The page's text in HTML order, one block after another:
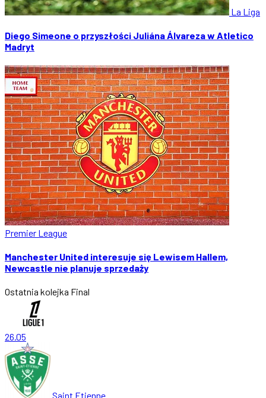
La Liga
Diego Simeone o przyszłości Juliána Álvareza w Atletico
Madryt
Premier League
Manchester United interesuje się Lewisem Hallem,
Newcastle nie planuje sprzedaży
Ostatnia kolejka Final
26.05
Saint Etienne